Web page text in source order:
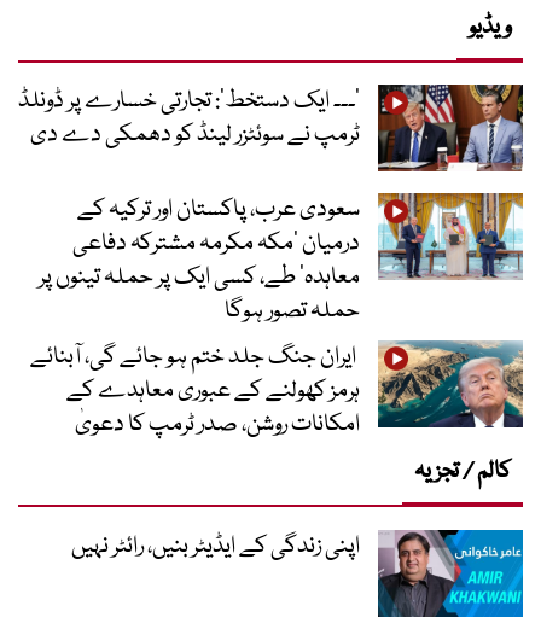
ویڈیو
’۔۔۔ ایک دستخط‘: تجارتی خسارے پر ڈونلڈ
ٹرمپ نے سوئٹزر لینڈ کو دھمکی دے دی
سعودی عرب، پاکستان اور ترکیہ کے
درمیان ’مکہ مکرمہ مشترکہ دفاعی
معاہدہ‘ طے، کسی ایک پر حملہ تینوں پر
حملہ تصور ہوگا
ایران جنگ جلد ختم ہو جائے گی، آبنائے
ہرمز کھولنے کے عبوری معاہدے کے
امکانات روشن، صدر ٹرمپ کا دعویٰ
کالم / تجزیہ
اپنی زندگی کے ایڈیٹر بنیں، رائٹر نہیں